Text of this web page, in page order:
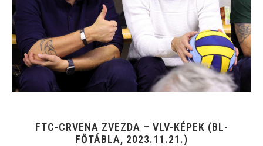
FTC-CRVENA ZVEZDA – VLV-KÉPEK (BL-
FŐTÁBLA, 2023.11.21.)